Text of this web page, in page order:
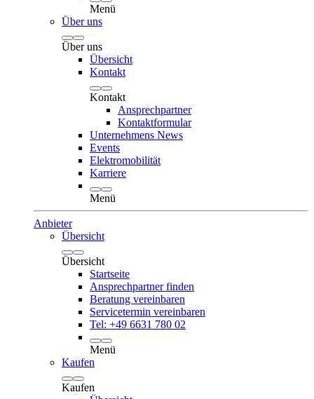
Menü
Über uns
Über uns
Übersicht
Kontakt
Kontakt
Ansprechpartner
Kontaktformular
Unternehmens News
Events
Elektromobilität
Karriere
Menü
Anbieter
Übersicht
Übersicht
Startseite
Ansprechpartner finden
Beratung vereinbaren
Servicetermin vereinbaren
Tel: +49 6631 780 02
Menü
Kaufen
Kaufen